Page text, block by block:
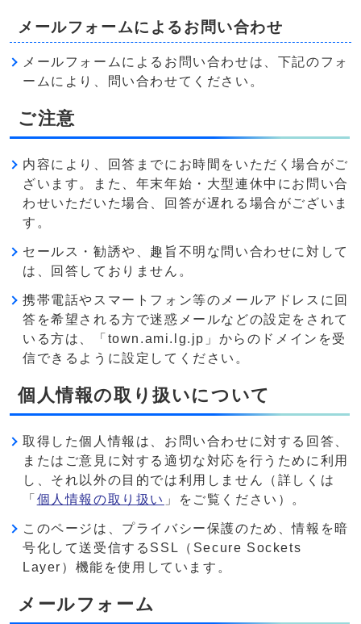
メールフォームによるお問い合わせ
メールフォームによるお問い合わせは、下記のフォ
ームにより、問い合わせてください。
ご注意
内容により、回答までにお時間をいただく場合がご
ざいます。また、年末年始・大型連休中にお問い合
わせいただいた場合、回答が遅れる場合がございま
す。
セールス・勧誘や、趣旨不明な問い合わせに対して
は、回答しておりません。
携帯電話やスマートフォン等のメールアドレスに回
答を希望される方で迷惑メールなどの設定をされて
いる方は、「town.ami.lg.jp」からのドメインを受
信できるように設定してください。
個人情報の取り扱いについて
取得した個人情報は、お問い合わせに対する回答、
またはご意見に対する適切な対応を行うために利用
し、それ以外の目的では利用しません（詳しくは
「 個人情報の取り扱い 」をご覧ください）。
このページは、プライバシー保護のため、情報を暗
号化して送受信するSSL（Secure Sockets
Layer）機能を使用しています。
メールフォーム